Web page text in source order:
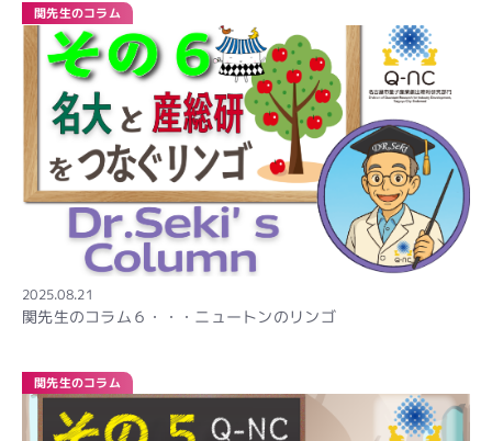
関先生のコラム
2025.08.21
関先生のコラム６・・・ニュートンのリンゴ
関先生のコラム